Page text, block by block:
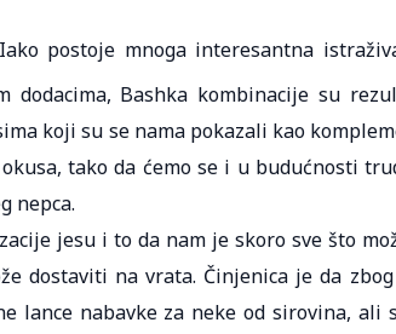
Iako postoje mnoga interesantna
dodacima, Bashka kombinacije su
koji su se nama pokazali kao
tako da ćemo se i u budućnosti
nepca.
jesu i to da nam je skoro sve što
dostaviti na vrata. Činjenica je da
lance nabavke za neke od sirovina,